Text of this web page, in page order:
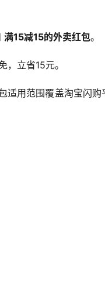
满15减15的外卖红包。
立省15元。
适用范围覆盖淘宝闪购